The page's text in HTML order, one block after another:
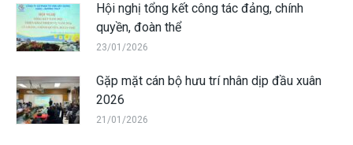
Hội nghị tổng kết công tác đảng, chính
quyền, đoàn thể
23/01/2026
Gặp mặt cán bộ hưu trí nhân dịp đầu xuân
2026
21/01/2026